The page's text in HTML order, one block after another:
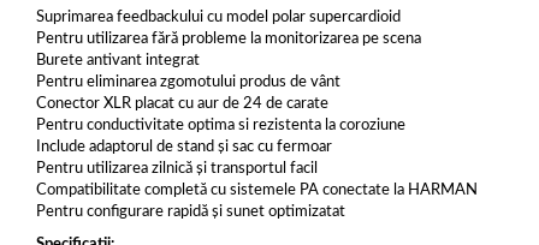
Suprimarea feedbackului cu model polar supercardioid
Pentru utilizarea fără probleme la monitorizarea pe scena
Burete antivant integrat
Pentru eliminarea zgomotului produs de vânt
Conector XLR placat cu aur de 24 de carate
Pentru conductivitate optima si rezistenta la coroziune
Include adaptorul de stand și sac cu fermoar
Pentru utilizarea zilnică și transportul facil
Compatibilitate completă cu sistemele PA conectate la HARMAN
Pentru configurare rapidă și sunet optimizatat